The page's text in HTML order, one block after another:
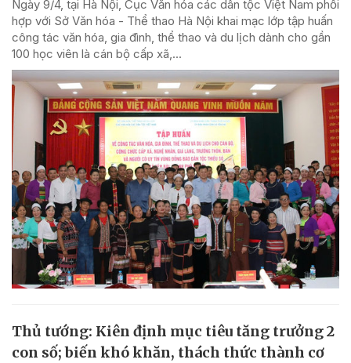
Ngày 9/4, tại Hà Nội, Cục Văn hóa các dân tộc Việt Nam phối
hợp với Sở Văn hóa - Thể thao Hà Nội khai mạc lớp tập huấn
công tác văn hóa, gia đình, thể thao và du lịch dành cho gần
100 học viên là cán bộ cấp xã,...
Thủ tướng: Kiên định mục tiêu tăng trưởng 2
con số; biến khó khăn, thách thức thành cơ